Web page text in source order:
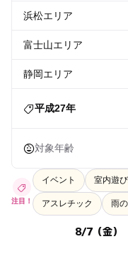
浜松エリア
富士山エリア
静岡エリア
平成27年
対象年齢
注目！
イベント 室内遊
アスレチック 雨